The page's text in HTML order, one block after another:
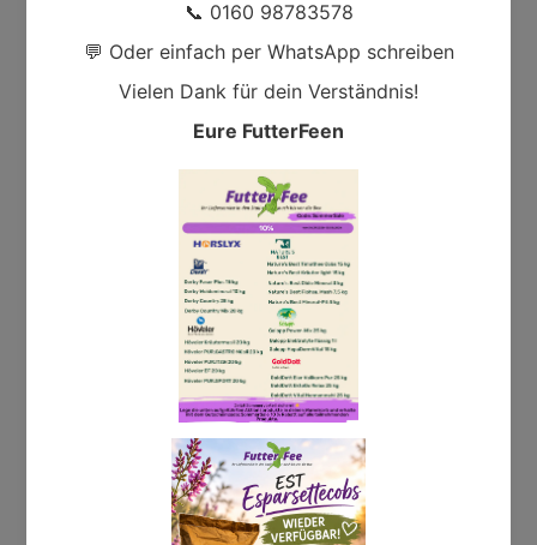
Hanfpresskuchen
Calciumcarbonat
Biertreber
Bierhefe
Knoblauchpulver
Zimtöl
Calsporin